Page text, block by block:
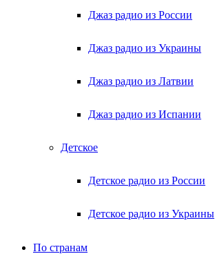
Джаз радио из России
Джаз радио из Украины
Джаз радио из Латвии
Джаз радио из Испании
Детское
Детское радио из России
Детское радио из Украины
По странам